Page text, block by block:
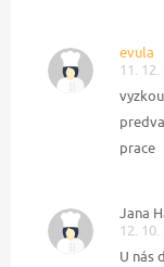
evula
11.
prace
Jana
12.
U nás